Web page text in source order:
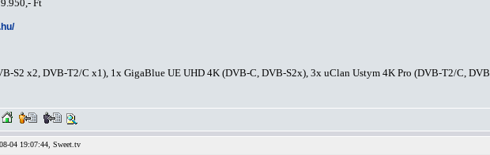
Ft
S2 x2, DVB-T2/C x1), 1x GigaBlue UE UHD 4K (DVB-C, DVB-S2x), 3x uClan Ustym 4K Pro (DVB-T2/C,
04 19:07:44, Sweet.tv